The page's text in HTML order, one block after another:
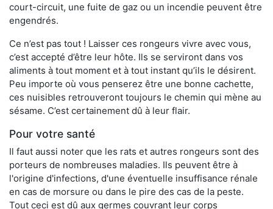
court-circuit, une fuite de gaz ou un incendie peuvent être
engendrés.
Ce n’est pas tout ! Laisser ces rongeurs vivre avec vous,
c’est accepté d’être leur hôte. Ils se serviront dans vos
aliments à tout moment et à tout instant qu’ils le désirent.
Peu importe où vous penserez être une bonne cachette,
ces nuisibles retrouveront toujours le chemin qui mène au
sésame. C’est certainement dû à leur flair.
Pour votre santé
Il faut aussi noter que les rats et autres rongeurs sont des
porteurs de nombreuses maladies. Ils peuvent être à
l'origine d'infections, d'une éventuelle insuffisance rénale
en cas de morsure ou dans le pire des cas de la peste.
Tout ceci est dû aux germes couvrant leur corps